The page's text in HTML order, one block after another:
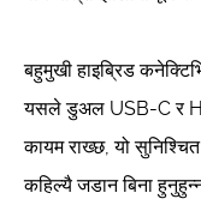
बहुमुखी हाइब्रिड
यसले डुअल USB-C र
कायम राख्छ, यो
कहिल्यै जडान बिना